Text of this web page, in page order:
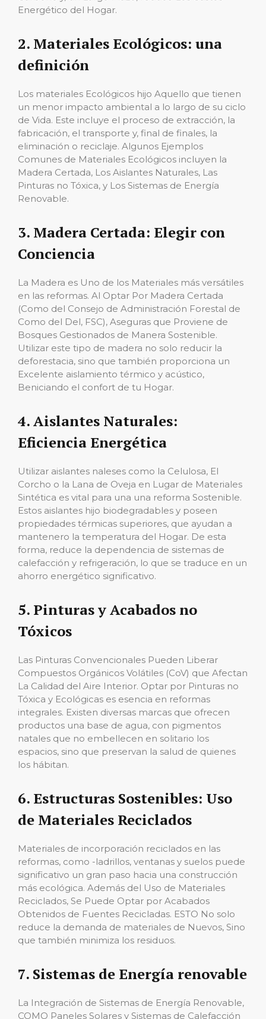
Energético del Hogar.
2. Materiales Ecológicos: una
definición
Los materiales Ecológicos hijo Aquello que tienen
un menor impacto ambiental a lo largo de su ciclo
de Vida. Este incluye el proceso de extracción, la
fabricación, el transporte y, final de finales, la
eliminación o reciclaje. Algunos Ejemplos
Comunes de Materiales Ecológicos incluyen la
Madera Certada, Los Aislantes Naturales, Las
Pinturas no Tóxica, y Los Sistemas de Energía
Renovable.
3. Madera Certada: Elegir con
Conciencia
La Madera es Uno de los Materiales más versátiles
en las reformas. Al Optar Por Madera Certada
(Como del Consejo de Administración Forestal de
Como del Del, FSC), Aseguras que Proviene de
Bosques Gestionados de Manera Sostenible.
Utilizar este tipo de madera no solo reducir la
deforestacia, sino que también proporciona un
Excelente aislamiento térmico y acústico,
Beniciando el confort de tu Hogar.
4. Aislantes Naturales:
Eficiencia Energética
Utilizar aislantes naleses como la Celulosa, El
Corcho o la Lana de Oveja en Lugar de Materiales
Sintética es vital para una una reforma Sostenible.
Estos aislantes hijo biodegradables y poseen
propiedades térmicas superiores, que ayudan a
mantenero la temperatura del Hogar. De esta
forma, reduce la dependencia de sistemas de
calefacción y refrigeración, lo que se traduce en un
ahorro energético significativo.
5. Pinturas y Acabados no
Tóxicos
Las Pinturas Convencionales Pueden Liberar
Compuestos Orgánicos Volátiles (CoV) que Afectan
La Calidad del Aire Interior. Optar por Pinturas no
Tóxica y Ecológicas es esencia en reformas
integrales. Existen diversas marcas que ofrecen
productos una base de agua, con pigmentos
natales que no embellecen en solitario los
espacios, sino que preservan la salud de quienes
los hábitan.
6. Estructuras Sostenibles: Uso
de Materiales Reciclados
Materiales de incorporación reciclados en las
reformas, como -ladrillos, ventanas y suelos puede
significativo un gran paso hacia una construcción
más ecológica. Además del Uso de Materiales
Reciclados, Se Puede Optar por Acabados
Obtenidos de Fuentes Recicladas. ESTO No solo
reduce la demanda de materiales de Nuevos, Sino
que también minimiza los residuos.
7. Sistemas de Energía renovable
La Integración de Sistemas de Energía Renovable,
COMO Paneles Solares y Sistemas de Calefacción